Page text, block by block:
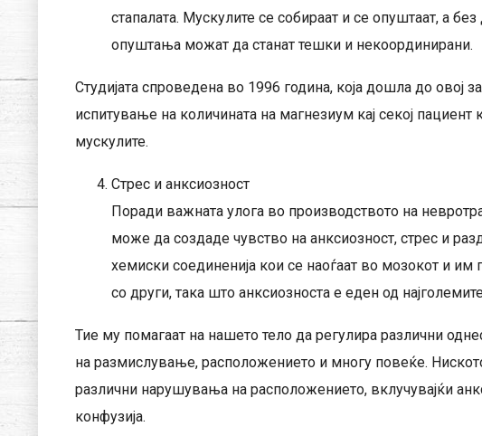
стапалата. Мускулите се собираат и се опуштаат, а
опуштања можат да станат тешки и некоординирани.
Студијата спроведена во 1996 година, која дошла до овој
испитување на количината на магнезиум кај секој пациент
мускулите.
Стрес и анксиозност
Поради важната улога во производството на
може да создаде чувство на анксиозност, стрес и
хемиски соединенија кои се наоѓаат во мозокот и
со други, така што анксиозноста е еден од
Тие му помагаат на нашето тело да регулира различни
на размислување, расположението и многу повеќе.
различни нарушувања на расположението, вклучувајќи
конфузија.